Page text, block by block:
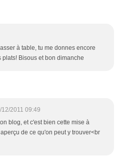
à table, tu me donnes encore
plats! Bisous et bon dimanche
12/2011 09:49
blog, et c'est bien cette mise à
de ce qu'on peut y trouver<br